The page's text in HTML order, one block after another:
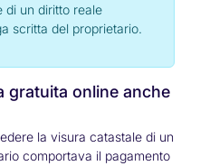
di un diritto reale
scritta del proprietario.
gratuita online anche
la visura catastale di un
comportava il pagamento